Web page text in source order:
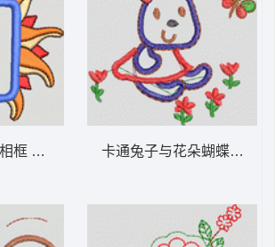
太阳图案装饰相框 卡通童装章标贴布